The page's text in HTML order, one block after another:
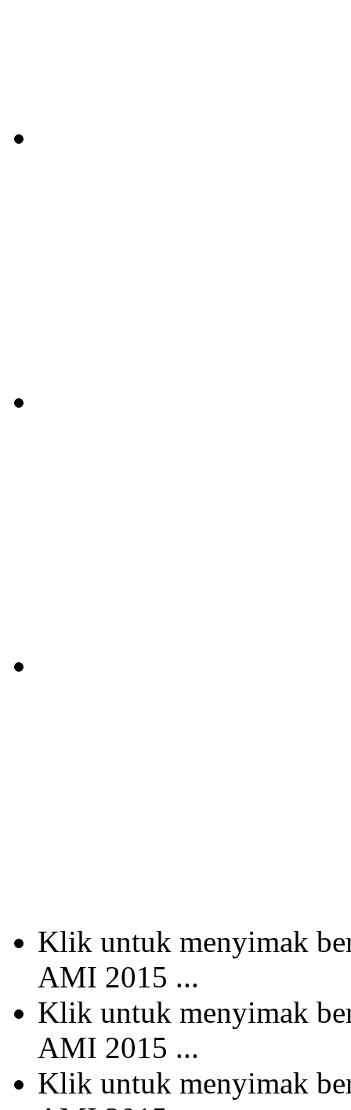
Klik untuk menyimak
AMI 2015 ...
Klik untuk menyimak
AMI 2015 ...
Klik untuk menyimak